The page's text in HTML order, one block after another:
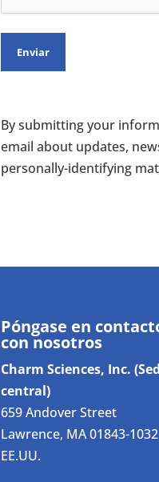
By submitting your
email about updates,
personally-identifying
Póngase en
con nosotros
Charm Sciences, Inc.
central)
659 Andover Street
Lawrence, MA 01843-1032
EE.UU.